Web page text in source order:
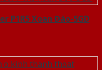
P1R5 Xoan Đào-SGD